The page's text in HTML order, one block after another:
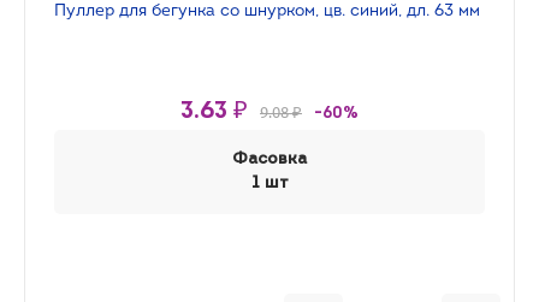
Пуллер для бегунка со шнурком, цв. синий, дл. 63 мм
3.63 ₽ 9.08 ₽ -60%
Фасовка
1 шт